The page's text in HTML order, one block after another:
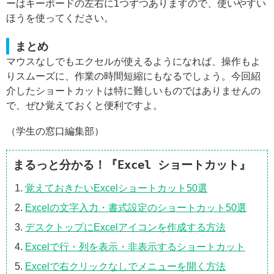
ーはキーボードの左右に1つずつありますので、使いやすい
ほうを使ってください。
まとめ
マウスなしでもエクセルが使えるようになれば、操作もよ
りスムーズに、作業の時間短縮にもなるでしょう。今回紹
介したショートカットは特に難しいものではありませんの
で、ぜひ覚えておくと便利ですよ。
（学生の窓口編集部）
まるっと分かる！『Excel ショートカット』
覚えておきたいExcelショートカット50選
Excelの文字入力・書式設定のショートカット50選
デスクトップにExcelアイコンを作成する方法
Excelで行・列を表示・非表示するショートカット
Excelで右クリックなしでメニューを開く方法